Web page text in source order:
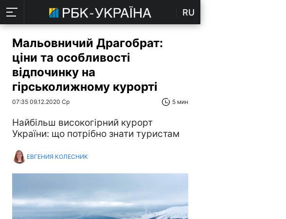
RU
Мальовничий Драгобрат:
ціни та особливості
відпочинку на
гірськолижному курорті
07:35 09.12.2020 Ср 5 мин
Найбільш високогірний курорт
України: що потрібно знати туристам
ЕВГЕНИЯ КОЛЕСНИК